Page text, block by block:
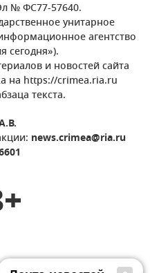
№ ФС77-57640.
унитарное
агентство
сегодня»).
и новостей сайта
на https://crimea.ria.ru
текста.
news.crimea@ria.ru